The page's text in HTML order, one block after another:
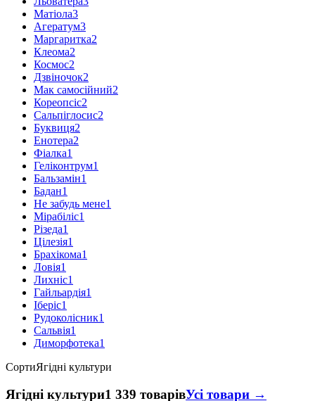
Матіола3
Агератум3
Маргаритка2
Клеома2
Космос2
Дзвіночок2
Мак самосійний2
Кореопсіс2
Сальпіглосис2
Буквиця2
Енотера2
Фіалка1
Геліконтрум1
Бальзамін1
Бадан1
Не забудь мене1
Мірабіліс1
Різеда1
Цілезія1
Брахікома1
Ловія1
Лихніс1
Гайльардія1
Іберіс1
Рудоколісник1
Сальвія1
Диморфотека1
СортиЯгідні культури
Ягідні культури1 339 товарівУсі товари →